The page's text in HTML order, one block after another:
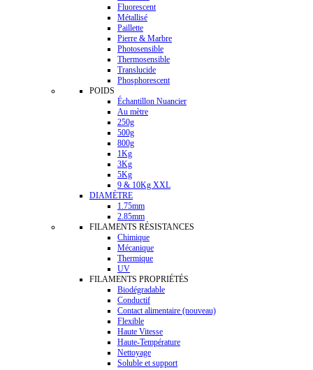
Fluorescent
Métallisé
Paillette
Pierre & Marbre
Photosensible
Thermosensible
Translucide
Phosphorescent
POIDS
Échantillon Nuancier
Au mètre
250g
500g
800g
1Kg
3Kg
5Kg
9 & 10Kg XXL
DIAMÈTRE
1.75mm
2.85mm
FILAMENTS RÉSISTANCES
Chimique
Mécanique
Thermique
UV
FILAMENTS PROPRIÉTÉS
Biodégradable
Conductif
Contact alimentaire (nouveau)
Flexible
Haute Vitesse
Haute-Température
Nettoyage
Soluble et support